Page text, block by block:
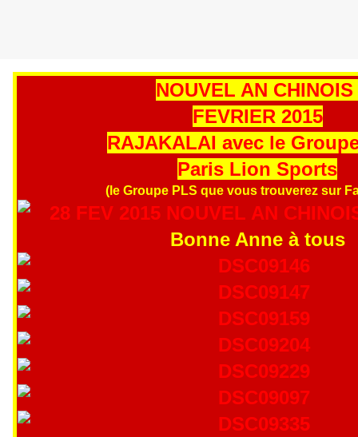
NOUVEL AN CHINOIS
FEVRIER 2015
RAJAKALAI avec le
Paris Lion Sports
(le Groupe PLS que vous trouverez sur
Bonne Anne à tous